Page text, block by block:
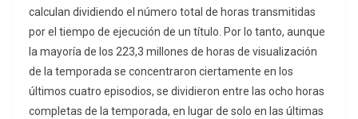
calculan dividiendo el número total de horas transmitidas
por el tiempo de ejecución de un título. Por lo tanto, aunque
la mayoría de los 223,3 millones de horas de visualización
de la temporada se concentraron ciertamente en los
últimos cuatro episodios, se dividieron entre las ocho horas
completas de la temporada, en lugar de solo en las últimas